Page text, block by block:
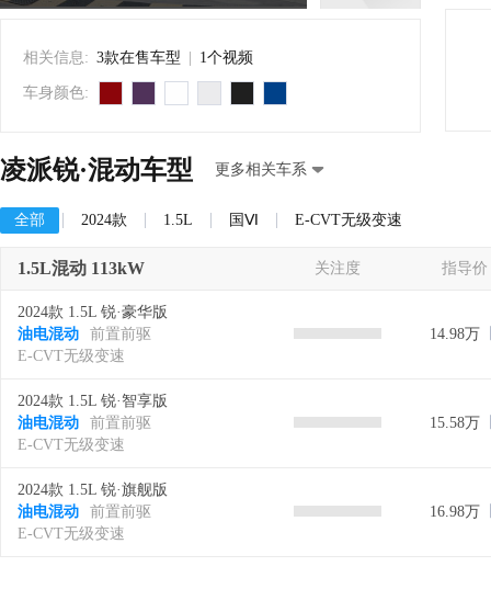
相关信息: 3款在售车型 1个视频
车身颜色:
凌派锐·混动车型 更多相关车系
全部 2024款 1.5L 国Ⅵ E-CVT无级变速
1.5L混动 113kW 关注度 指导价
2024款 1.5L 锐·豪华版
油电混动
前置前驱
E-CVT无级变速
14.98万
2024款 1.5L 锐·智享版
油电混动
前置前驱
E-CVT无级变速
15.58万
2024款 1.5L 锐·旗舰版
油电混动
前置前驱
E-CVT无级变速
16.98万